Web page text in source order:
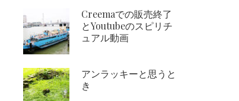
Creemaでの販売終了
とYoutubeのスピリチ
ュアル動画
アンラッキーと思うと
き